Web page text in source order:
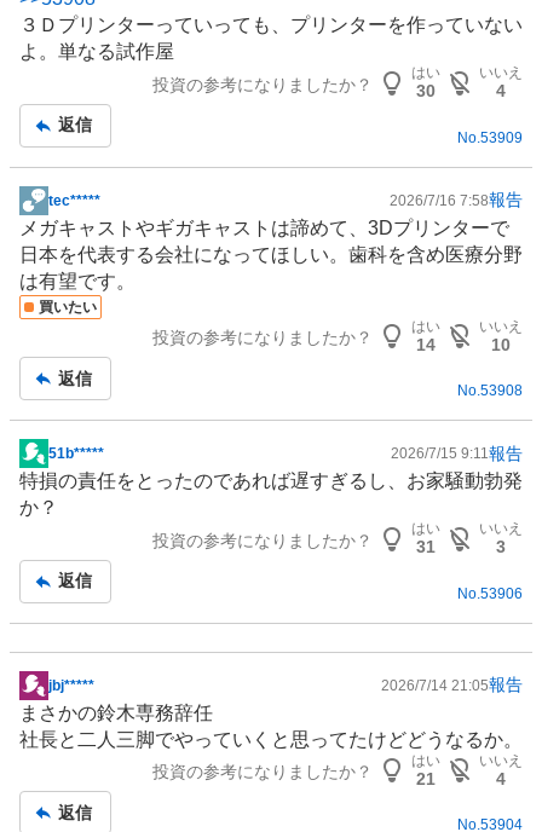
示
板
記
３Ｄプリンターっていっても、 プリンターを作っていない
よ。単なる試作屋
投資の参考になりましたか？
はい
30
いいえ
4
返信
No. 53909
掲
示
板
記
事
tec***** 2026/7/16 7:58報告
メガキャストやギガキャストは諦めて、 3Dプリンターで
日本を代表する会社になってほしい。 歯科を含め医療分野
は有望です。
買いたい
投資の参考になりましたか？
はい
14
いいえ
10
返信
No.53908
掲
示
板
51b***** 2026/7/15 9:11報告
特損の責任をとったのであれば遅すぎるし、お家騒動勃発
か？
投資の参考になりましたか？
はい
31
いいえ
3
返信
No. 53906
掲
示
板
jbj***** 2026/7/14 21:05報告
まさかの鈴木専務辞任
社長と二人三脚でやっていくと思ってたけどどうなるか。
投資の参考になりましたか？
はい
21
いいえ
4
返信
No.53904